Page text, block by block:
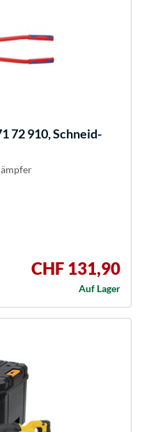
72 910, Schneid-
CHF 131,90
Auf Lager